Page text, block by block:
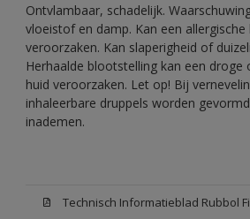
Ontvlambaar, schadelijk.
vloeistof en damp. Kan een allergische
veroorzaken. Kan slaperigheid of
Herhaalde blootstelling kan een droge
huid veroorzaken. Let op! Bij
inhaleerbare druppels worden
inademen.